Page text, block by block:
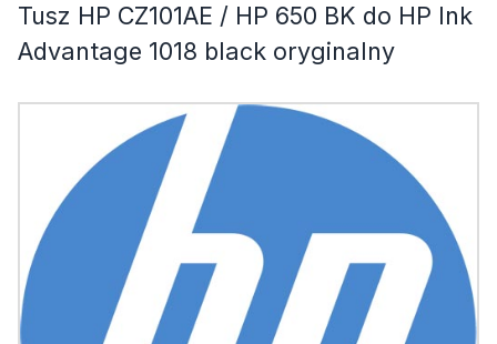
Tusz HP CZ101AE / HP 650 BK do HP Ink
Advantage 1018 black oryginalny